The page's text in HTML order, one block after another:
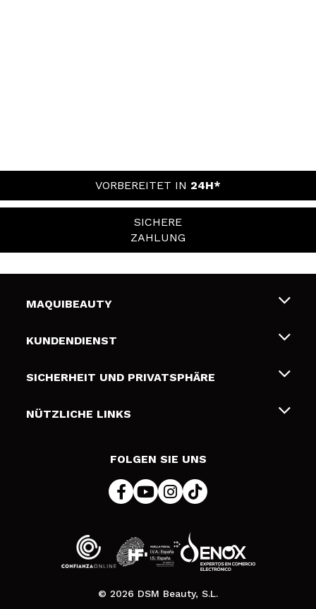
VORBEREITET IN 24H*
SICHERE
ZAHLUNG
MAQUIBEAUTY
Über uns
Geschenkkarten
KUNDENDIENST
Liefer- und Versandkosten
Zahlung
SICHERHEIT UND PRIVATSPHÄRE
Bedingungen und Datenschutz
NÜTZLICHE LINKS
FOLGEN SIE UNS
© 2026 DSM Beauty, S.L.